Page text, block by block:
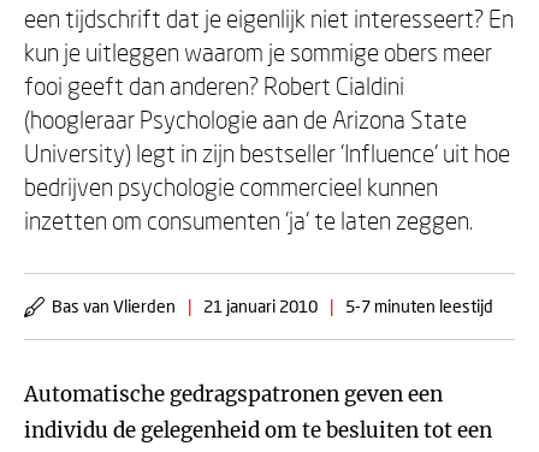
een tijdschrift dat je eigenlijk niet interesseert? En
kun je uitleggen waarom je sommige obers meer
fooi geeft dan anderen? Robert Cialdini
(hoogleraar Psychologie aan de Arizona State
University) legt in zijn bestseller 'Influence' uit hoe
bedrijven psychologie commercieel kunnen
inzetten om consumenten 'ja' te laten zeggen.
Bas van Vlierden | 21 januari 2010 | 5-7 minuten leestijd
Automatische gedragspatronen geven een
individu de gelegenheid om te besluiten tot een